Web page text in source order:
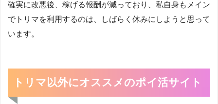
確実に改悪後、稼げる報酬が減っており、私自身もメイン
でトリマを利用するのは、しばらく休みにしようと思って
います。
トリマ以外にオススメのポイ活サイト